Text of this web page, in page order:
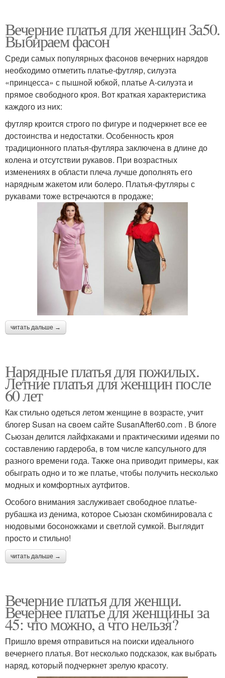
Вечерние платья для женщин За50.
Выбираем фасон
Среди самых популярных фасонов вечерних нарядов
необходимо отметить платье-футляр, силуэта
«принцесса» с пышной юбкой, платье А-силуэта и
прямое свободного кроя. Вот краткая характеристика
каждого из них:
футляр кроится строго по фигуре и подчеркнет все ее
достоинства и недостатки. Особенность кроя
традиционного платья-футляра заключена в длине до
колена и отсутствии рукавов. При возрастных
изменениях в области плеча лучше дополнять его
нарядным жакетом или болеро. Платья-футляры с
рукавами тоже встречаются в продаже;
читать дальше →
Нарядные платья для пожилых.
Летние платья для женщин после
60 лет
Как стильно одеться летом женщине в возрасте, учит
блогер Susan на своем сайте SusanAfter60.com . В блоге
Сьюзан делится лайфхаками и практическими идеями по
составлению гардероба, в том числе капсульного для
разного времени года. Также она приводит примеры, как
обыграть одно и то же платье, чтобы получить несколько
модных и комфортных аутфитов.
Особого внимания заслуживает свободное платье-
рубашка из денима, которое Сьюзан скомбинировала с
нюдовыми босоножками и светлой сумкой. Выглядит
просто и стильно!
читать дальше →
Вечерние платья для женщи.
Вечернее платье для женщины за
45: что можно, а что нельзя?
Пришло время отправиться на поиски идеального
вечернего платья. Вот несколько подсказок, как выбрать
наряд, который подчеркнет зрелую красоту.